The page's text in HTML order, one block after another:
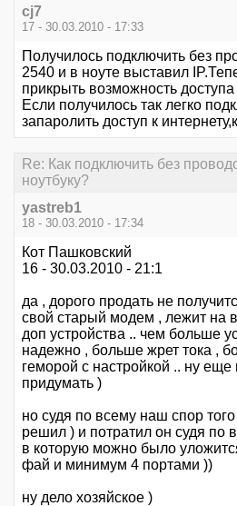
cj7
17 - 30.03.2010 - 17:33
Получилось подключить без
2540 и в ноуте выставил
прикрыть возможность
Если получилось так легко
запаролить доступ к
Re: Как подключить без
ноутбуку?
yastreb1
18 - 30.03.2010 - 17:34
Кот Пашковский
16 - 30.03.2010 - 21:1
да , дорого продать не
свой старый модем , лежит на
доп устройства .. чем больше
надежно , больше жрет тока ,
геморой с настройкой .. ну еще
придумать )
но судя по всему наш спор
решил ) и потратил он судя по
в которую можно было
фай и минимум 4 портами ))
ну дело хозяйское )